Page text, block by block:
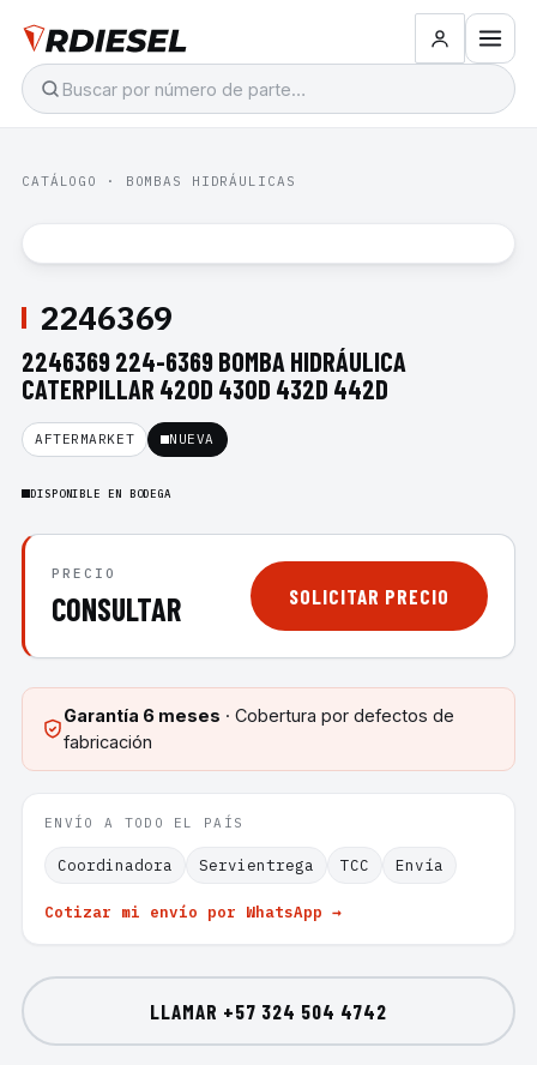
CATÁLOGO · BOMBAS HIDRÁULICAS
2246369
2246369 224-6369 BOMBA HIDRÁULICA
CATERPILLAR 420D 430D 432D 442D
AFTERMARKET NUEVA
DISPONIBLE EN BODEGA
PRECIO
CONSULTAR SOLICITAR PRECIO
Garantía 6 meses · Cobertura por defectos de
fabricación
ENVÍO A TODO EL PAÍS
Coordinadora Servientrega TCC Envía
Cotizar mi envío por WhatsApp →
LLAMAR +57 324 504 4742